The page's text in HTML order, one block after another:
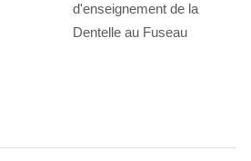
d'enseignement de la
Dentelle au Fuseau